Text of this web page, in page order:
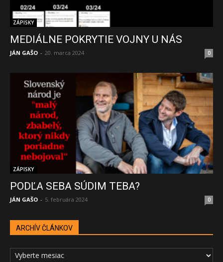
ZÁPISKY
MEDIÁLNE POKRYTIE VOJNY U NÁS
JÁN GAŠO - 20. marca 2024 0
ZÁPISKY
PODĽA SEBA SÚDIM TEBA?
JÁN GAŠO - 5. februára 2024 0
ARCHÍV ČLÁNKOV
ARCHÍV
ČLÁNKOV